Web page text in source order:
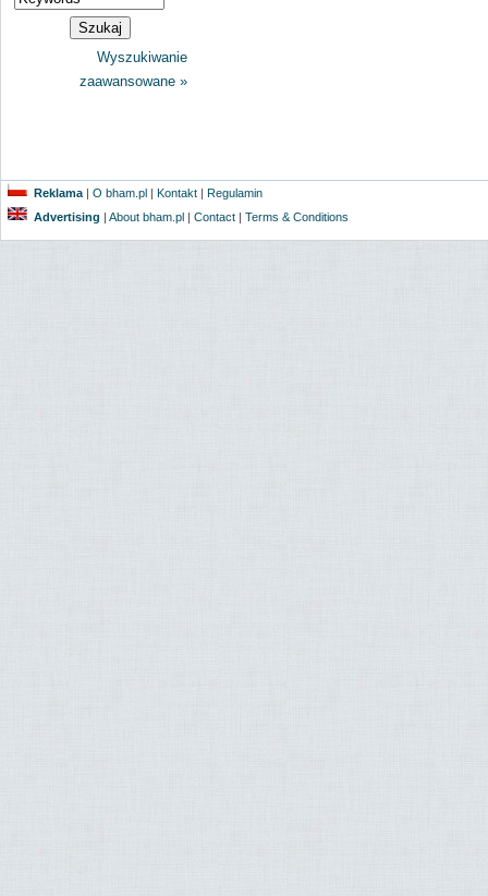
Wyszukiwanie
zaawansowane »
Reklama | O bham.pl | Kontakt | Regulamin
Advertising | About bham.pl | Contact | Terms & Conditions